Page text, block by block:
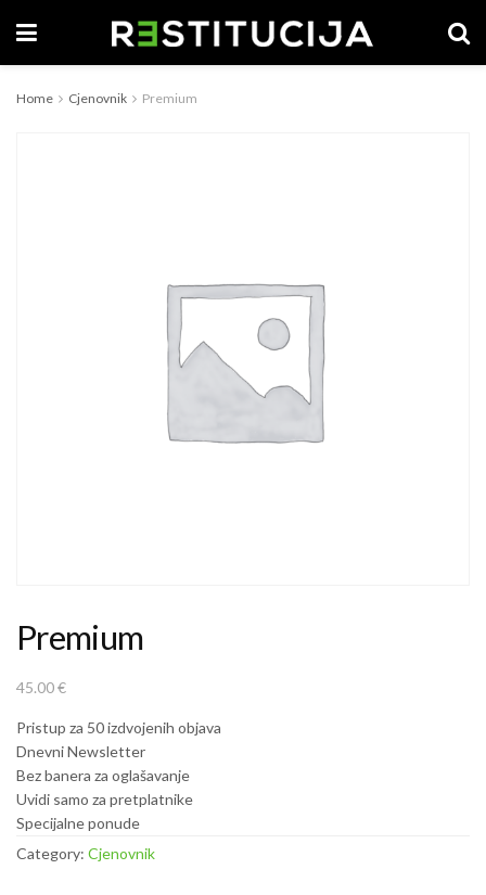
Home Cjenovnik Premium
Premium
45.00€
Pristup za 50 izdvojenih objava
Dnevni Newsletter
Bez banera za oglašavanje
Uvidi samo za pretplatnike
Specijalne ponude
Category: Cjenovnik